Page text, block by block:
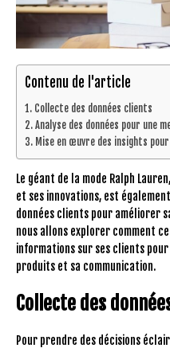
Contenu de l'article
Collecte des données clients
Analyse des données pour une
Mise en œuvre des insights
Le géant de la mode Ralph
et ses innovations, est
données clients pour améliorer
nous allons explorer comment
informations sur ses clients
produits et sa communication.
Collecte des
Pour prendre des décisions